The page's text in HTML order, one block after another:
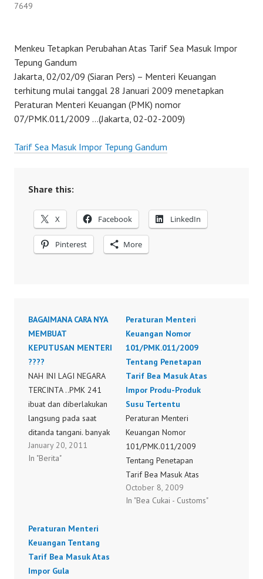
7649
Menkeu Tetapkan Perubahan Atas Tarif Sea Masuk Impor
Tepung Gandum
Jakarta, 02/02/09 (Siaran Pers) – Menteri Keuangan
terhitung mulai tanggal 28 Januari 2009 menetapkan
Peraturan Menteri Keuangan (PMK) nomor
07/PMK.011/2009 …(Jakarta, 02-02-2009)
Tarif Sea Masuk Impor Tepung Gandum
Share this:
X Facebook LinkedIn
Pinterest More
BAGAIMANA CARA NYA
MEMBUAT
KEPUTUSAN MENTERI
????
NAH INI LAGI NEGARA
TERCINTA ..PMK 241
ibuat dan diberlakukan
langsung pada saat
ditanda tangani. banyak
sudah Notul yang keluar
.. lalu sekarang
PERDAGANGAN HAL API
U API P juga ditunda
PORTAL NSW BELUM
MENG UPDATE
January 20, 2011
In "Berita"
Peraturan Menteri
Keuangan Nomor
101/PMK.011/2009
Tentang Penetapan
Tarif Bea Masuk Atas
Impor Produ-Produk
Susu Tertentu
Peraturan Menteri
Keuangan Nomor
101/PMK.011/2009
Tentang Penetapan
Tarif Bea Masuk Atas
Impor Produk-Produk
Susu Tertentu Peraturan
October 8, 2009
In "Bea Cukai - Customs"
Peraturan Menteri
Keuangan Tentang
Tarif Bea Masuk Atas
Impor Gula